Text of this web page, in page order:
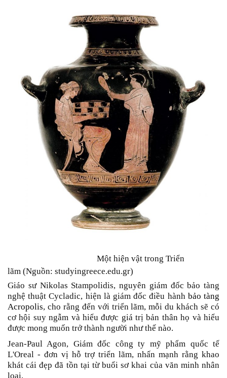
Một hiện vật trong Triển
lãm (Nguồn: studyingreece.edu.gr)
Giáo sư Nikolas Stampolidis, nguyên giám đốc bảo tàng
nghệ thuật Cycladic, hiện là giám đốc điều hành bảo tàng
Acropolis, cho rằng đến với triển lãm, mỗi du khách sẽ có
cơ hội suy ngẫm và hiểu được giá trị bản thân họ và hiểu
được mong muốn trở thành người như thế nào.
Jean-Paul Agon, Giám đốc công ty mỹ phẩm quốc tế
L'Oreal - đơn vị hỗ trợ triển lãm, nhấn mạnh rằng khao
khát cái đẹp đã tồn tại từ buổi sơ khai của văn minh nhân
loại.